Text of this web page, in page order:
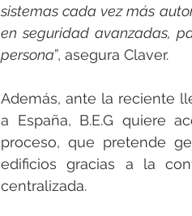
sistemas cada vez más
en seguridad avanzadas,
persona”, asegura Claver.
Además, ante la reciente
a España, B.E.G quiere
proceso, que pretende
edificios gracias a la
centralizada.